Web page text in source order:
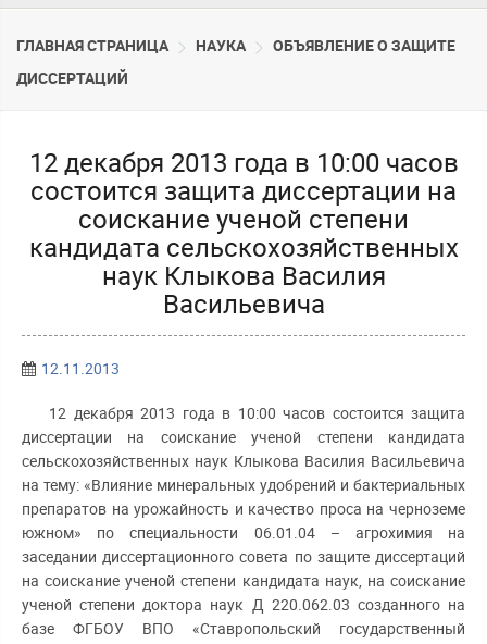
ГЛАВНАЯ СТРАНИЦА НАУКА
ОБЪЯВЛЕНИЕ О ЗАЩИТЕ
ДИССЕРТАЦИЙ
12 декабря 2013 года в 10:00 часов
состоится защита диссертации на
соискание ученой степени
кандидата сельскохозяйственных
наук Клыкова Василия
Васильевича
12.11.2013
12 декабря 2013 года в 10:00 часов состоится защита
диссертации на соискание ученой степени кандидата
сельскохозяйственных наук Клыкова Василия Васильевича
на тему: «Влияние минеральных удобрений и бактериальных
препаратов на урожайность и качество проса на черноземе
южном» по специальности 06.01.04 – агрохимия на
заседании диссертационного совета по защите диссертаций
на соискание ученой степени кандидата наук, на соискание
ученой степени доктора наук Д 220.062.03 созданного на
базе ФГБОУ ВПО «Ставропольский государственный